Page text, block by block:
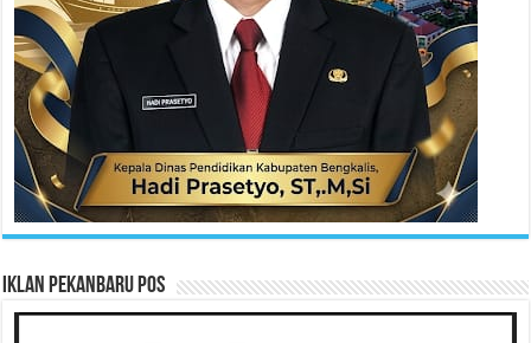
Iklan Pekanbaru Pos